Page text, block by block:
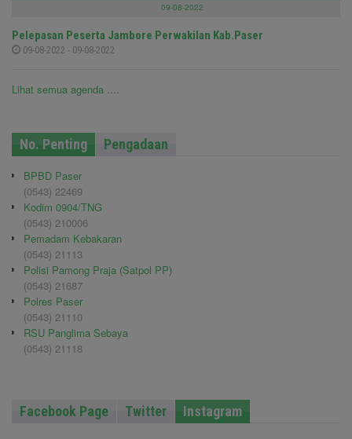
09-08-2022
Pelepasan Peserta Jambore Perwakilan Kab.Paser
09-08-2022 - 09-08-2022
Lihat semua agenda ....
No. Penting Pengadaan
BPBD Paser
(0543) 22469
Kodim 0904/TNG
(0543) 210006
Pemadam Kebakaran
(0543) 21113
Polisi Pamong Praja (Satpol PP)
(0543) 21687
Polres Paser
(0543) 21110
RSU Panglima Sebaya
(0543) 21118
Facebook Page Twitter Instagram